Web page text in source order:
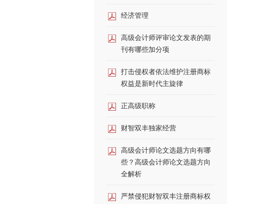
经济管理
高级会计师评审论文发表的期
刊有哪些加分项
打击侵权者依法维护注册商标
权益是新时代主旋律
正高级职称
财智双丰独家经营
高级会计师论文选题方向有哪
些？高级会计师论文选题方向
全解析
严禁侵犯财智双丰注册商标权